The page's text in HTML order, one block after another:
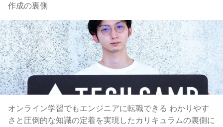
作成の裏側
オンライン学習でもエンジニアに転職できる わかりやす
さと圧倒的な知識の定着を実現したカリキュラムの裏側に